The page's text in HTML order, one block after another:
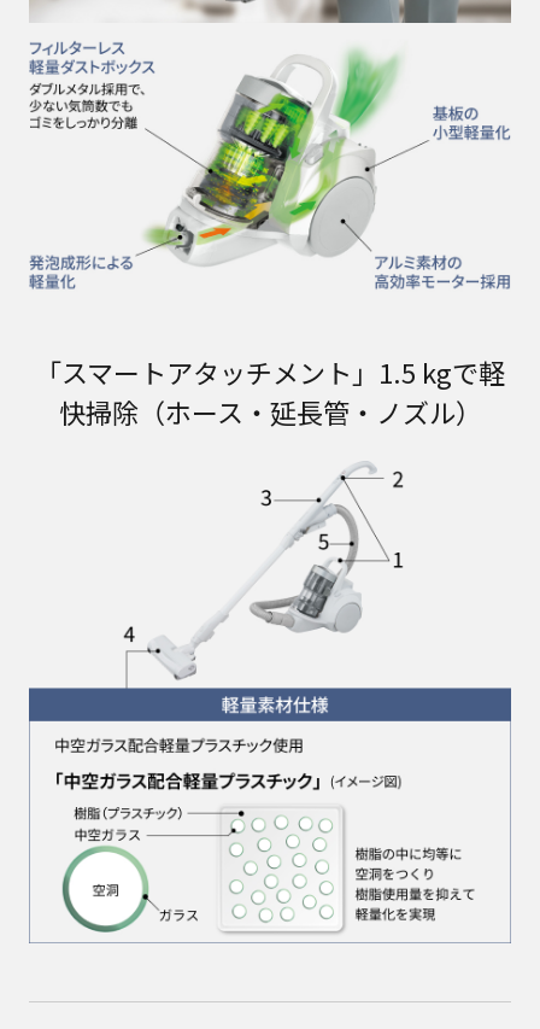
「スマートアタッチメント」1.5 kgで軽
快掃除（ホース・延長管・ノズル）